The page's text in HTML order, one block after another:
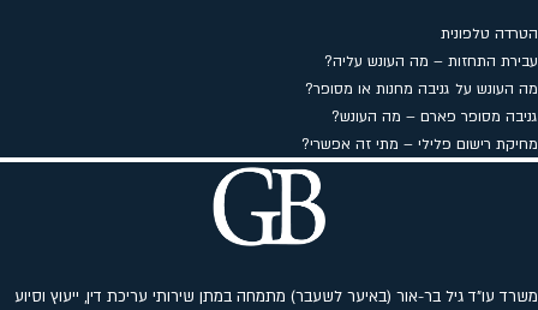
הטרדה טלפונית
עבירת התחזות – מה העונש עליה?
מה העונש על גניבה מחנות או מסופר?
גניבה מסופר פארם – מה העונש?
מחיקת רישום פלילי – מתי זה אפשרי?
משרד עו"ד גיל בר-אור (באיער לשעבר) מתמחה במתן שירותי עריכת דין, ייעוץ וסיוע